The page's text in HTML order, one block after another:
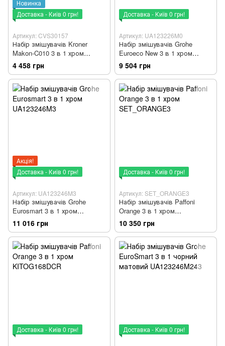
Новинка
Доставка - Київ 0 грн!
Артикул: CVS30157
Набір змішувачів Kroner
Makon-C010 3 в 1 хром
CVS30157
4 458 грн
Доставка - Київ 0 грн!
Артикул: UA123226M0
Набір змішувачів Grohe
Euroeco New 3 в 1 хром
UA123226M0
9 504 грн
Акція!
Доставка - Київ 0 грн!
Артикул: UA123246M3
Набір змішувачів Grohe
Eurosmart 3 в 1 хром
UA123246M3
11 016 грн
Доставка - Київ 0 грн!
Артикул: SET_ORANGE3
Набір змішувачів Paffoni
Orange 3 в 1 хром
SET_ORANGE3
10 350 грн
Доставка - Київ 0 грн! Доставка - Київ 0 грн!